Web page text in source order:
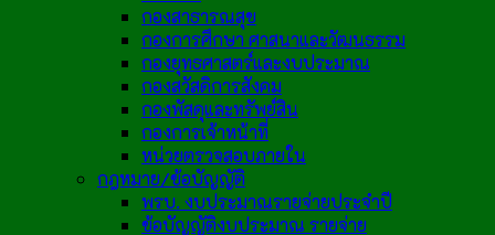
กองสาธารณสุข
กองการศึกษา ศาสนาและวัฒนธรรม
กองยุทธศาสตร์และงบประมาณ
กองสวัสดิการสังคม
กองพัสดุและทรัพย์สิน
กองการเจ้าหน้าที่
หน่วยตรวจสอบภายใน
กฎหมาย/ข้อบัญญัติ
พรบ. งบประมาณรายจ่ายประจำปี
ข้อบัญญัติงบประมาณ รายจ่าย